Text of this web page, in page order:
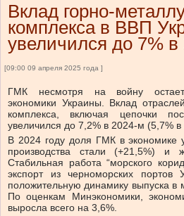
Вклад горно-
комплекса в ВВП
увеличился до 7% в
[09:00 09 апреля 2025 года ]
ГМК несмотря на войну
экономики Украины. Вклад
комплекса, включая цепочки
увеличился до 7,2% в 2024-м (5,7%
В 2024 году доля ГМК в экономике
производства стали (+21,5%) и
Стабильная работа “морского
экспорт из черноморских портов
положительную динамику выпуска в
По оценкам Минэкономики,
выросла всего на 3,6%.